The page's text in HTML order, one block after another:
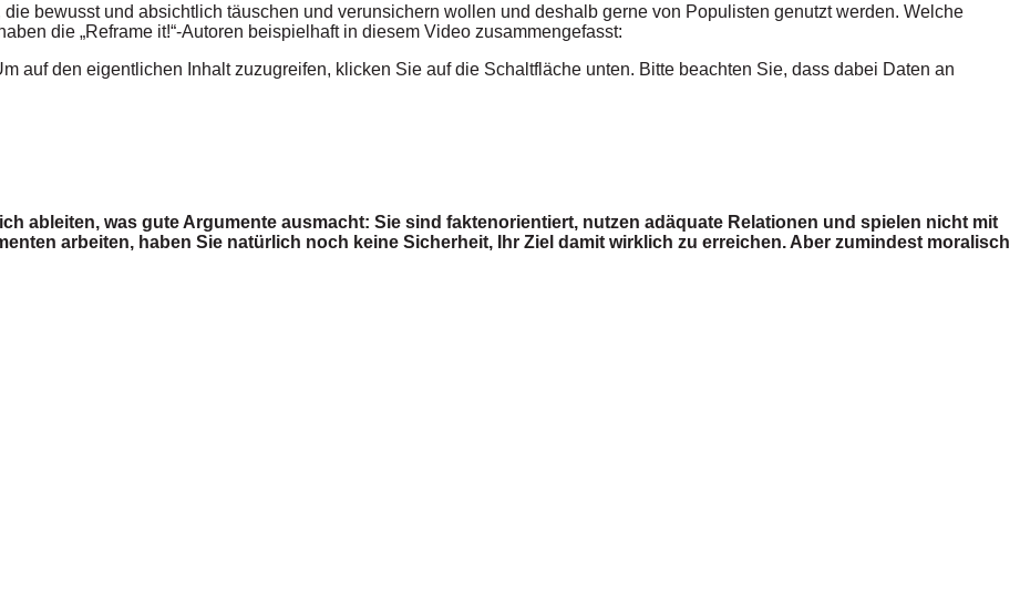
bewusst und absichtlich täuschen und verunsichern wollen und deshalb gerne von Populisten genutzt werden. Welche
die „Reframe it!“-Autoren beispielhaft in diesem Video zusammengefasst:
auf den eigentlichen Inhalt zuzugreifen, klicken Sie auf die Schaltfläche unten. Bitte beachten Sie, dass dabei Daten an
ableiten, was gute Argumente ausmacht: Sie sind faktenorientiert, nutzen adäquate Relationen und spielen nicht mit
arbeiten, haben Sie natürlich noch keine Sicherheit, Ihr Ziel damit wirklich zu erreichen. Aber zumindest moralisch